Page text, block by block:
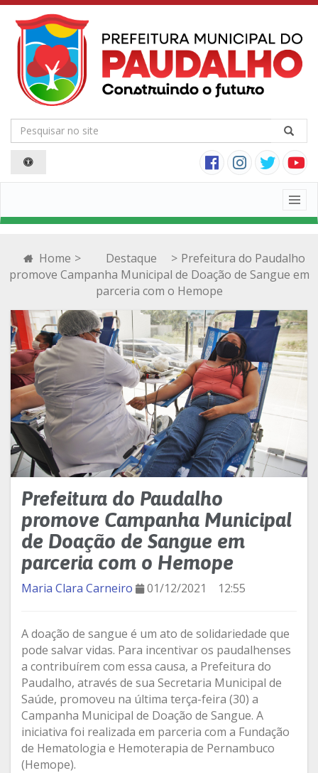
Home > Destaque > Prefeitura do Paudalho
promove Campanha Municipal de Doação de Sangue em
parceria com o Hemope
Prefeitura do Paudalho
promove Campanha Municipal
de Doação de Sangue em
parceria com o Hemope
Maria Clara Carneiro 01/12/2021 12:55
A doação de sangue é um ato de solidariedade que
pode salvar vidas. Para incentivar os paudalhenses
a contribuírem com essa causa, a Prefeitura do
Paudalho, através de sua Secretaria Municipal de
Saúde, promoveu na última terça-feira (30) a
Campanha Municipal de Doação de Sangue. A
iniciativa foi realizada em parceria com a Fundação
de Hematologia e Hemoterapia de Pernambuco
(Hemope).